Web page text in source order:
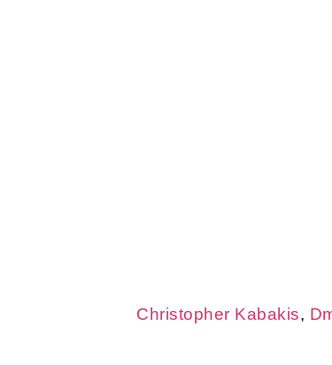
Christopher Kabakis,